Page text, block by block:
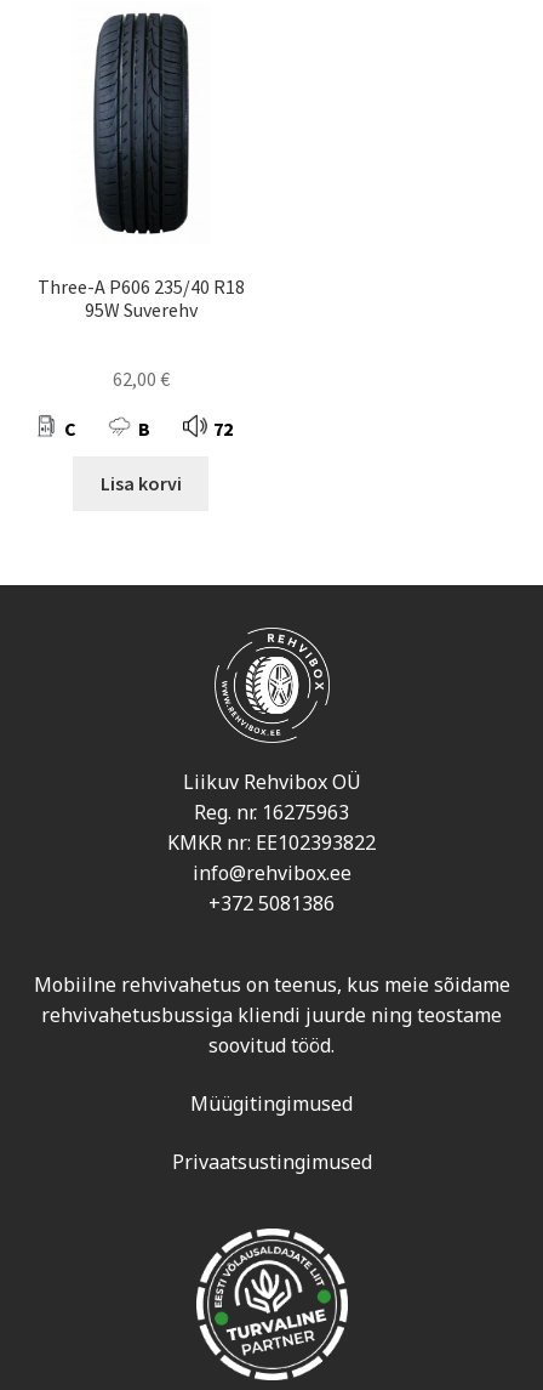
Three-A P606 235/40 R18
95W Suverehv
62,00 €
C B 72
Lisa korvi
Liikuv Rehvibox OÜ
Reg. nr. 16275963
KMKR nr: EE102393822
info@rehvibox.ee
+372 5081386
Mobiilne rehvivahetus on teenus, kus meie sõidame
rehvivahetusbussiga kliendi juurde ning teostame
soovitud tööd.
Müügitingimused
Privaatsustingimused